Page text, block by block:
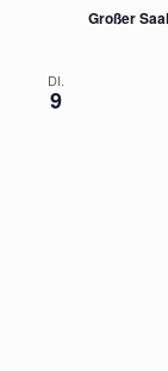
Großer Saal
DI.
9